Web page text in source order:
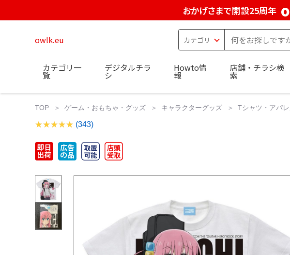
おかげさまで開設25周年
owlk.eu
カテゴリ一
覧
デジタルチラ
シ
Howto情
報
店舗・チラシ検
索
TOP ゲーム・おもちゃ・グッズ キャラクターグッズ Tシャツ・アパ
(343)